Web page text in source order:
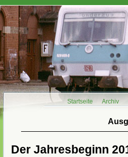
Startseite Archiv
Der Jahresbeginn